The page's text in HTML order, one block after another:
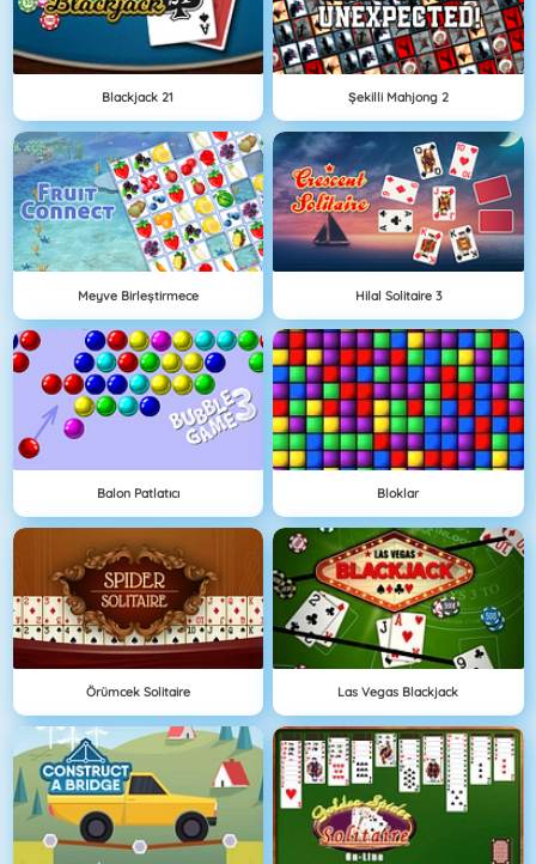
Blackjack 21 Şekilli Mahjong 2
Meyve Birleştirmece Hilal Solitaire 3
Balon Patlatıcı Bloklar
Örümcek Solitaire Las Vegas Blackjack